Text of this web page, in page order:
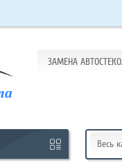
ЗАМЕНА
Весь